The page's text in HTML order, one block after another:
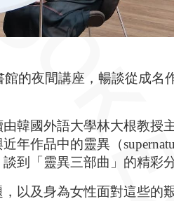
的夜間講座，暢談從成名
韓國外語大學林大根教授
作品中的靈異（
到「靈異三部曲」的精彩分
以及身為女性面對這些的